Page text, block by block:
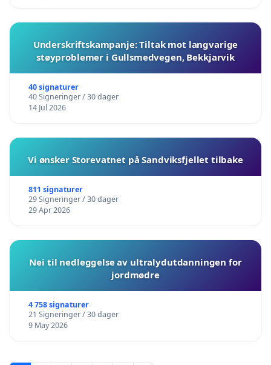
Underskriftskampanje: Tiltak mot langvarige
støyproblemer i Gullsmedvegen, Bekkjarvik
40 signaturer
40 Signeringer / 30 dager
14 Jul 2026
Vi ønsker Storevatnet på Sandviksfjellet tilbake
811 signaturer
29 Signeringer / 30 dager
29 Apr 2026
Nei til nedleggelse av ultralydutdanningen for
jordmødre
4 758 signaturer
21 Signeringer / 30 dager
9 May 2026